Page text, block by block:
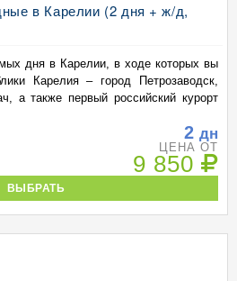
в Карелии (2 дня + ж/д,
дня в Карелии, в ходе которых вы
Карелия – город Петрозаводск,
а также первый российский курорт
2 дн
ЦЕНА ОТ
9 850
ВЫБРАТЬ